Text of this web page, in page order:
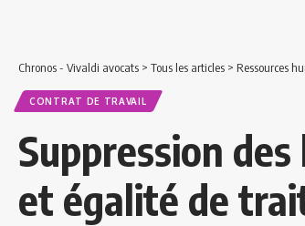
Chronos - Vivaldi avocats > Tous les articles > Ressources
CONTRAT DE TRAVAIL
Suppression
et égalité de